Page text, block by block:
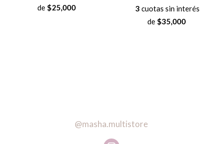
original
de $25,000
de 5precio
original
3 cuotas sin interés
de $35,000
@masha.multistore